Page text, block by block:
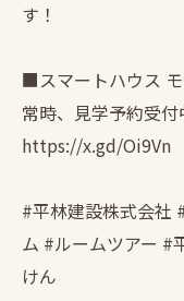
す！
■スマートハウス
常時、見学予約受付
https://x.gd/Oi9Vn
#平林建設株式会社
ム #ルームツアー #
けん